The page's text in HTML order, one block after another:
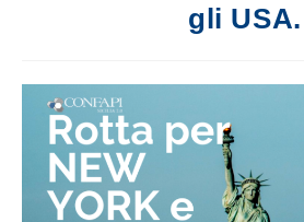
gli USA.